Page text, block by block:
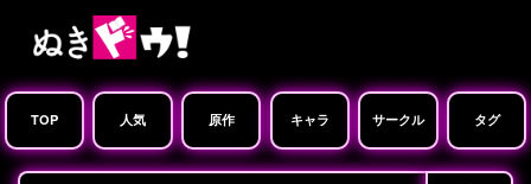
TOP 人気 原作 キャラ サークル タグ